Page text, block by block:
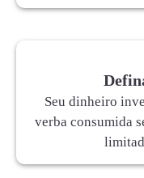
Seu dinheiro
verba consumida